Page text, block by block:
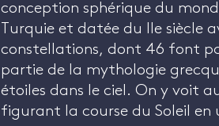
conception sphérique du
Turquie et datée du IIe siècle
constellations, dont 46 font
partie de la mythologie
étoiles dans le ciel. On y voit
figurant la course du Soleil en